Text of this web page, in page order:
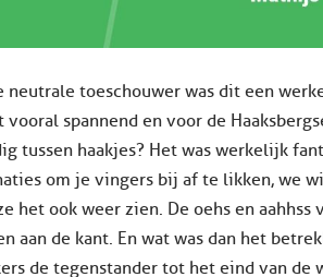
neutrale toeschouwer was dit een
vooral spannend en voor de
tussen haakjes? Het was werkelijk
om je vingers bij af te likken, we
het ook weer zien. De oehs en aahhss
aan de kant. En wat was dan het
de tegenstander tot het eind van de